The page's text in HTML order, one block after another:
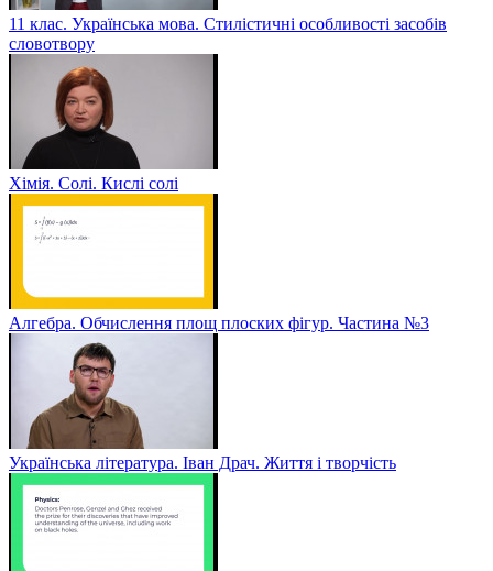
11 клас. Українська мова. Стилістичні особливості засобів
словотвору
Хімія. Солі. Кислі солі
Алгебра. Обчислення площ плоских фігур. Частина №3
Українська література. Іван Драч. Життя і творчість